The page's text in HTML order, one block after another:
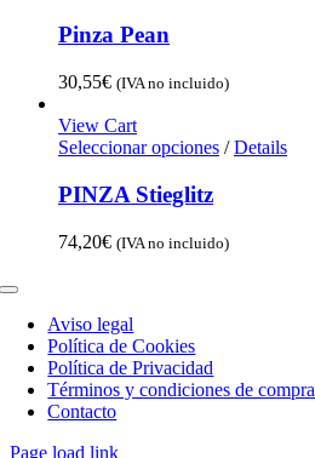
Pinza Pean
30,55€ (IVA no incluido)
View Cart
Seleccionar opciones / Details
PINZA Stieglitz
74,20€ (IVA no incluido)
Toggle
NavigationAviso legal
Política de Cookies
Política de Privacidad
Términos y condiciones de compra
Contacto
Page load link